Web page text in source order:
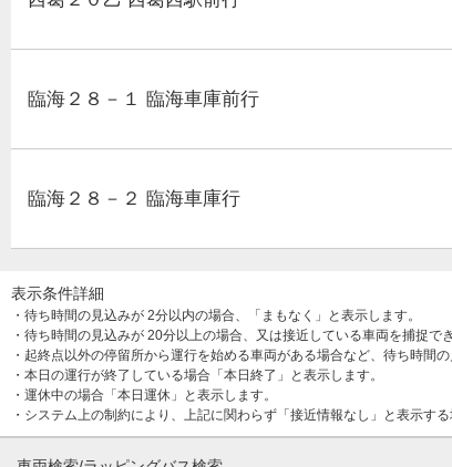
臨海２８－１ 臨海車庫前行
臨海２８－２ 臨海車庫行
表示条件詳細
・待ち時間の見込みが 2分以内の場合、「まもなく」と表示します。
・待ち時間の見込みが 20分以上の場合、又は接近している車両を捕捉
・起終点以外の停留所から運行を始める車両がある場合など、待ち時間
・本日の運行が終了している場合「本日終了」と表示します。
・運休中の場合「本日運休」と表示します。
・システム上の制約により、上記に関わらず「接近情報なし」と表示する